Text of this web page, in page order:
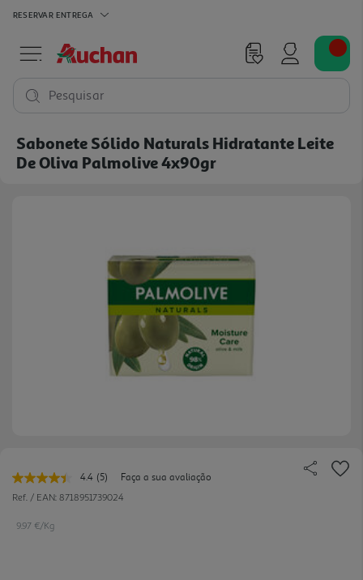
RESERVAR ENTREGA
Pesquisar
Sabonete Sólido Naturals Hidratante Leite
De Oliva Palmolive 4x90gr
4.4 Leu
5
(5)
Faça a sua avaliação
Ref. / EAN: 8718951739024
9.97 €/Kg